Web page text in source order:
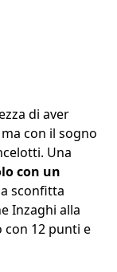
di aver
con il sogno
Una
con un
sconfitta
Inzaghi alla
con 12 punti e